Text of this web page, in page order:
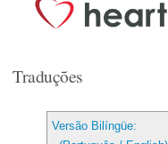
Traduções
Versão Bilíngüe: